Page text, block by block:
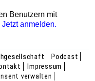
Benutzern mit
Jetzt anmelden.
Podcast
Impressum
verwalten